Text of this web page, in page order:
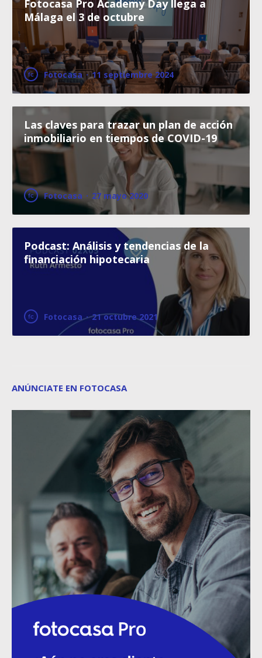
Fotocasa Pro Academy Day llega a
Málaga el 3 de octubre
Fotocasa · 11 septiembre 2024
Las claves para trazar un plan de acción
inmobiliario en tiempos de COVID-19
Fotocasa · 27 mayo 2020
Podcast: Análisis y tendencias de la
financiación hipotecaria
Fotocasa · 21 octubre 2021
ANÚNCIATE EN FOTOCASA